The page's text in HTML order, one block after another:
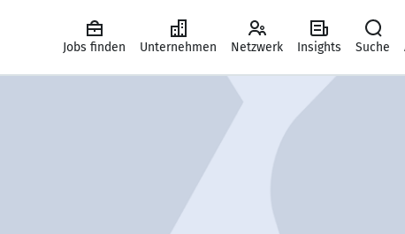
Jobs finden Unternehmen Netzwerk Insights Suche